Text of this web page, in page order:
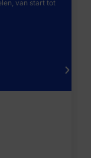
van start tot